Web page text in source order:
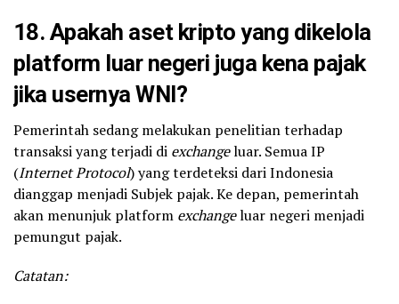
18. Apakah aset kripto yang dikelola
platform luar negeri juga kena pajak
jika usernya WNI?
Pemerintah sedang melakukan penelitian terhadap
transaksi yang terjadi di exchangeluar. Semua IP
(Internet Protocol) yang terdeteksi dari Indonesia
dianggap menjadi Subjek pajak. Ke depan, pemerintah
akan menunjuk platform exchangeluar negeri menjadi
pemungut pajak.
Catatan: